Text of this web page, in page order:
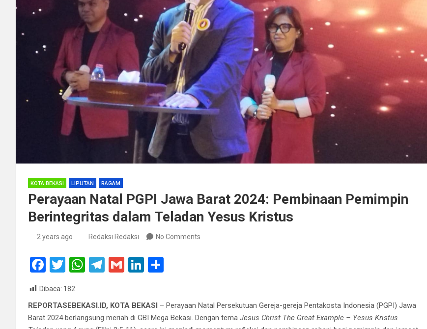
KOTA BEKASI LIPUTAN RAGAM
Perayaan Natal PGPI Jawa Barat 2024: Pembinaan Pemimpin
Berintegritas dalam Teladan Yesus Kristus
2 years ago Redaksi Redaksi No Comments
F
ce
b
T
tt
er
W
s
T
gr
G
Li
dI e
Dibaca: 182
REPORTASEBEKASI.ID, KOTA BEKASI – Perayaan Natal Persekutuan Gereja-gereja Pentakosta Indonesia (PGPI) Jawa
Barat 2024 berlangsung meriah di GBI Mega Bekasi. Dengan tema Jesus Christ The Great Example – Yesus Kristus